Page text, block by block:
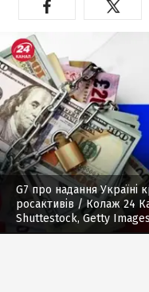
G7 про надання
росактивів / Колаж 24
Shuttestock, Getty